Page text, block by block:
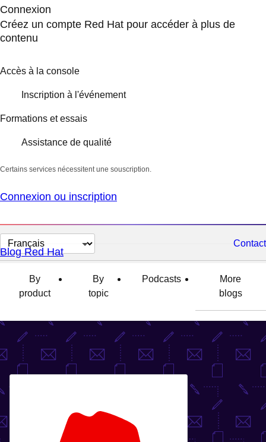
Connexion
Créez un compte Red Hat pour accéder à plus de
contenu
Accès à la console
Inscription à l'événement
Formations et essais
Assistance de qualité
Certains services nécessitent une souscription.
Connexion ou inscription
Changer
la
langue
Contact
Blog Red Hat
By
product
By
topic
Podcasts
More
blogs